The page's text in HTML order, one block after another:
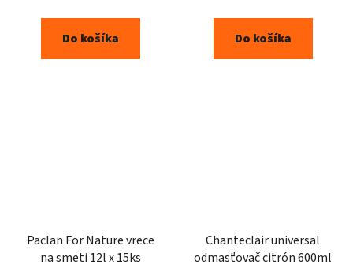
Do košíka Do košíka
Paclan For Nature vrece
na smeti 12l x 15ks
Chanteclair universal
odmasťovač citrón 600ml